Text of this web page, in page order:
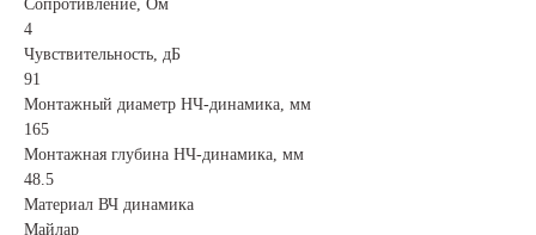
Сопротивление, Ом
4
Чувствительность, дБ
91
Монтажный диаметр НЧ-динамика, мм
165
Монтажная глубина НЧ-динамика, мм
48.5
Материал ВЧ динамика
Майлар